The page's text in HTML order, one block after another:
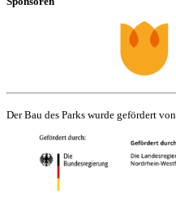
Der Bau des Parks wurde gefördert von